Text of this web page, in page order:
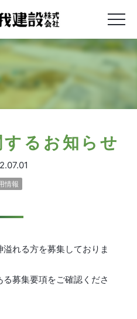
るお知らせ
情報
溢れる方を募集しておりま
募集要項をご確認くださ